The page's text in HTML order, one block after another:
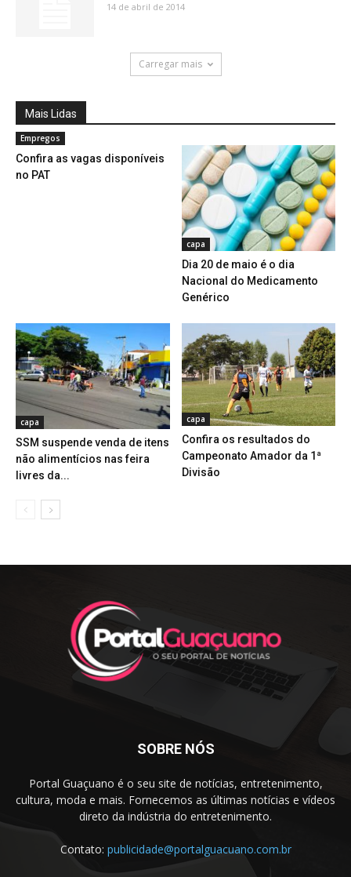
14 de abril de 2014
Carregar mais
Mais Lidas
Empregos
Confira as vagas disponíveis
no PAT
capa
Dia 20 de maio é o dia
Nacional do Medicamento
Genérico
capa
SSM suspende venda de itens
não alimentícios nas feira
livres da...
capa
Confira os resultados do
Campeonato Amador da 1ª
Divisão
SOBRE NÓS
Portal Guaçuano é o seu site de notícias, entretenimento,
cultura, moda e mais. Fornecemos as últimas notícias e vídeos
direto da indústria do entretenimento.
Contato: publicidade@portalguacuano.com.br